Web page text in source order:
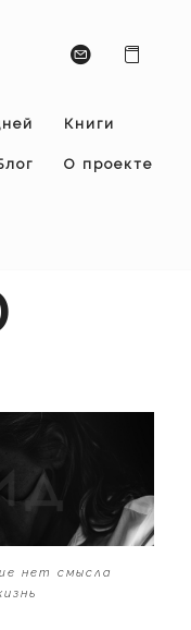
Книги
О проекте
нет смысла